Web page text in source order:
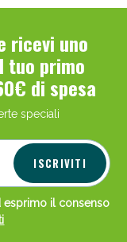
ricevi uno
tuo primo
di spesa
speciali
ISCRIVITI
esprimo il consenso